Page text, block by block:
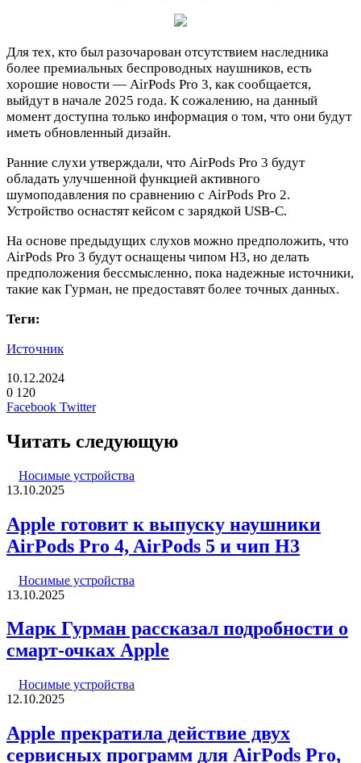
Для тех, кто был разочарован отсутствием наследника
более премиальных беспроводных наушников, есть
хорошие новости — AirPods Pro 3, как сообщается,
выйдут в начале 2025 года. К сожалению, на данный
момент доступна только информация о том, что они будут
иметь обновленный дизайн.
Ранние слухи утверждали, что AirPods Pro 3 будут
обладать улучшенной функцией активного
шумоподавления по сравнению с AirPods Pro 2.
Устройство оснастят кейсом с зарядкой USB-C.
На основе предыдущих слухов можно предположить, что
AirPods Pro 3 будут оснащены чипом H3, но делать
предположения бессмысленно, пока надежные источники,
такие как Гурман, не предоставят более точных данных.
Теги:
Источник
10.12.2024
0 120
Facebook TwitterLinkedIn
Pinterest
Вконтакте
Одноклассники
Skype
WhatsApp
Telegram
Viber
Читать следующую
Носимые устройства
13.10.2025
Apple готовит к выпуску наушники
AirPods Pro 4, AirPods 5 и чип H3
Носимые устройства
13.10.2025
Марк Гурман рассказал подробности о
смарт-очках Apple
Носимые устройства
12.10.2025
Apple прекратила действие двух
сервисных программ для AirPods Pro,